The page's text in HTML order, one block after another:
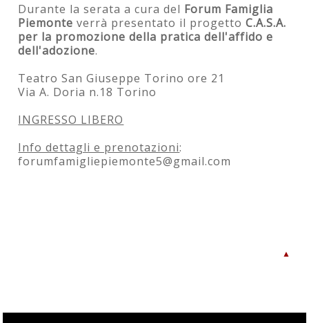
Durante la serata a cura del Forum Famiglia
Piemonte verrà presentato il progettoC.A.S.A.
per la promozione della pratica dell'affido e
dell'adozione.
Teatro San Giuseppe Torino ore 21
Via A. Doria n.18 Torino
INGRESSO LIBERO
Info dettagli e prenotazioni:
forumfamigliepiemonte5@gmail.com
▲